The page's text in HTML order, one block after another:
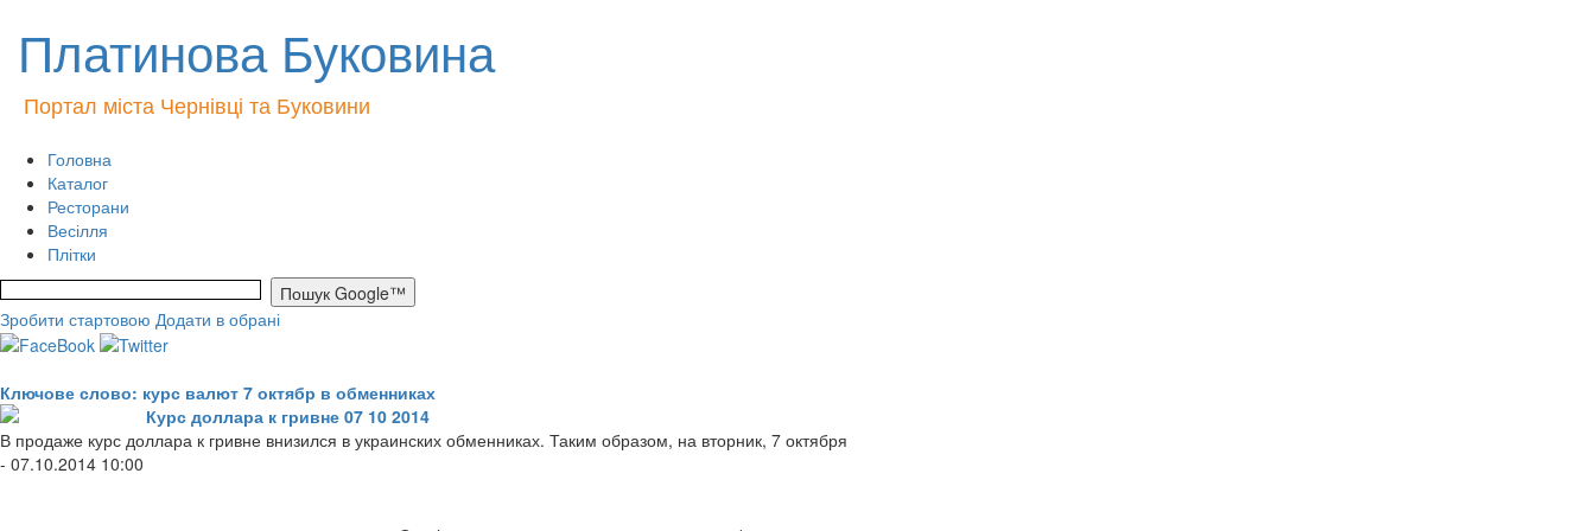
Платинова Буковина
Портал міста Чернівці та Буковини
Головна
Каталог
Ресторани
Весілля
Плітки
Зробити стартовою Додати в обрані
Ключове слово: курс валют 7 октябр в обменниках
Курс доллара к гривне 07 10 2014
В продаже курс доллара к гривне внизился в украинских обменниках. Таким образом, на вторник, 7 октября
- 07.10.2014 10:00